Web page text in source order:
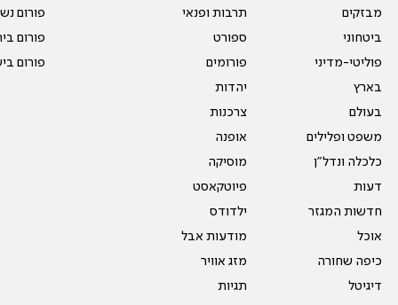
מבזקים
ביטחוני
פוליטי-מדיני
בארץ
בעולם
משפט ופלילים
כלכלה ונדל"ן
דעות
חדשות המגזר
אוכל
כיפה שחורה
דיגיטל
תרבות ופנאי
ספורט
פורומים
יהדות
צרכנות
אופנה
מוסיקה
פיוטקאסט
ילדודס
מודעות אבל
מזג אוויר
תגיות
פורום
פורום
פורום